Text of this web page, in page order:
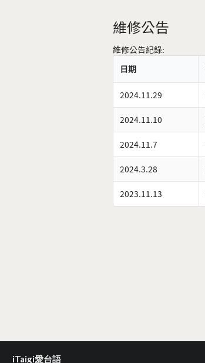
維修公告
維修公告紀錄:
日期
2024.11.29
2024.11.10
2024.11.7
2024.3.28
2023.11.13
iTaigi愛台語